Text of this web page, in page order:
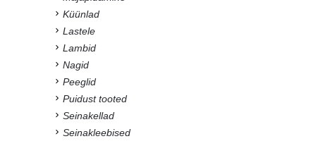
Küünlad
Lastele
Lambid
Nagid
Peeglid
Puidust tooted
Seinakellad
Seinakleebised